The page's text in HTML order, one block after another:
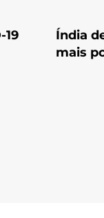
19
Índia
mais